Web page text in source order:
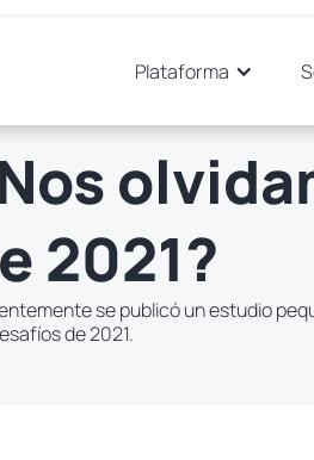
Plataforma
2021?
se publicó un estudio
de 2021.